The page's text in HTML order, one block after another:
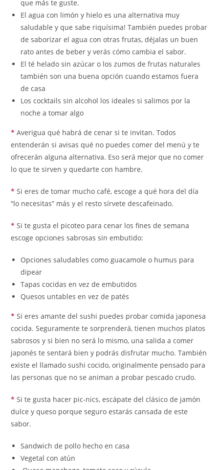
que más te guste.
El agua con limón y hielo es una alternativa muy
saludable y que sabe riquísima! También puedes probar
de saborizar el agua con otras frutas, déjalas un buen
rato antes de beber y verás cómo cambia el sabor.
El té helado sin azúcar o los zumos de frutas naturales
también son una buena opción cuando estamos fuera
de casa
Los cocktails sin alcohol los ideales si salimos por la
noche a tomar algo
* Averigua qué habrá de cenar si te invitan. Todos
entenderán si avisas qué no puedes comer del menú y te
ofrecerán alguna alternativa. Eso será mejor que no comer
lo que te sirven y quedarte con hambre.
* Si eres de tomar mucho café, escoge a qué hora del día
“lo necesitas” más y el resto sírvete descafeinado.
* Si te gusta el picoteo para cenar los fines de semana
escoge opciones sabrosas sin embutido:
Opciones saludables como guacamole o humus para
dipear
Tapas cocidas en vez de embutidos
Quesos untables en vez de patés
* Si eres amante del sushi puedes probar comida japonesa
cocida. Seguramente te sorprenderá, tienen muchos platos
sabrosos y si bien no será lo mismo, una salida a comer
japonés te sentará bien y podrás disfrutar mucho. También
existe el llamado sushi cocido, originalmente pensado para
las personas que no se animan a probar pescado crudo.
* Si te gusta hacer pic-nics, escápate del clásico de jamón
dulce y queso porque seguro estarás cansada de este
sabor.
Sandwich de pollo hecho en casa
Vegetal con atún